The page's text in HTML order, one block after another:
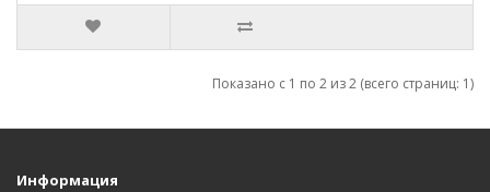
Показано с 1 по 2 из 2 (всего страниц: 1)
Информация